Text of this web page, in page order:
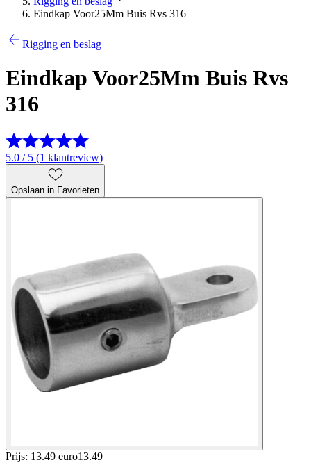
Eindkap Voor25Mm Buis Rvs 316
Rigging en beslag
Eindkap Voor25Mm Buis Rvs
316
5.0 / 5 (1 klantreview)
Opslaan in Favorieten
Prijs: 13.49 euro13.49